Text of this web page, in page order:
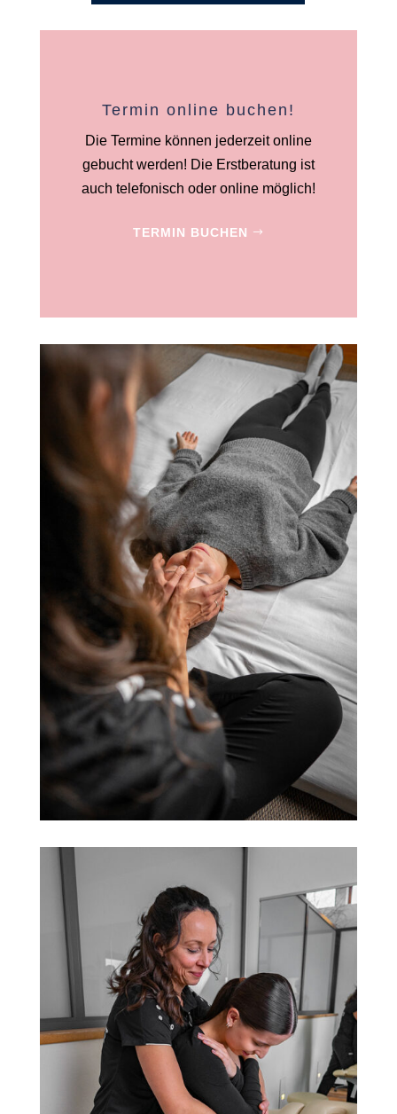
Termin online buchen!
Die Termine können jederzeit online
gebucht werden! Die Erstberatung ist
auch telefonisch oder online möglich!
TERMIN BUCHEN